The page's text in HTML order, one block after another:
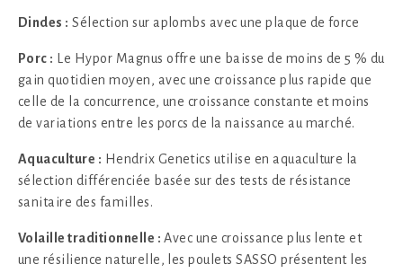
Dindes : Sélection sur aplombs avec une plaque de force
Porc :
Le Hypor Magnus offre une baisse de moins de 5 % du
gain quotidien moyen, avec une croissance plus rapide que
celle de la concurrence, une croissance constante et moins
de variations entre les porcs de la naissance au marché.
Aquaculture : Hendrix Genetics utilise en aquaculture la
sélection différenciée basée sur des tests de résistance
sanitaire des familles.
Volaille traditionnelle : Avec une croissance plus lente et
une résilience naturelle, les poulets SASSO présentent les